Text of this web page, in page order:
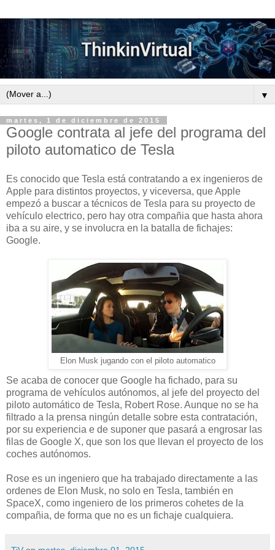
▼
martes, 1 de diciembre de 2015
Google contrata al jefe del programa del
piloto automatico de Tesla
Es conocido que Tesla está contratando a ex ingenieros de
Apple para distintos proyectos, y viceversa, que Apple
empezó a buscar a técnicos de Tesla para su proyecto de
vehículo electrico, pero hay otra compañia que hasta ahora
iba a su aire, y se involucra en la batalla de fichajes:
Google.
Elon Musk jugando con el piloto automatico
Se acaba de conocer que Google ha fichado, para su
programa de vehículos autónomos, al jefe del proyecto del
piloto automático de Tesla, Robert Rose. Aunque no se ha
filtrado a la prensa ningún detalle sobre esta contratación,
por su experiencia e de suponer que pasará a engrosar las
filas de Google X, que son los que llevan el proyecto de los
coches autónomos.
Rose es un ingeniero que ha trabajado directamente a las
ordenes de Elon Musk, no solo en Tesla, también en
SpaceX, como ingeniero de los primeros cohetes de la
compañia, de forma que no es un fichaje cualquiera.